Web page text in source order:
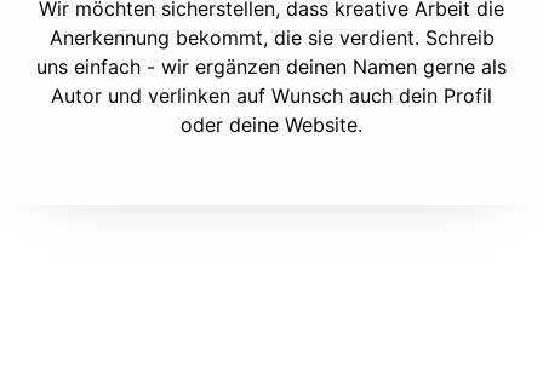
Wir möchten sicherstellen, dass kreative Arbeit die
Anerkennung bekommt, die sie verdient. Schreib
uns einfach - wir ergänzen deinen Namen gerne als
Autor und verlinken auf Wunsch auch dein Profil
oder deine Website.